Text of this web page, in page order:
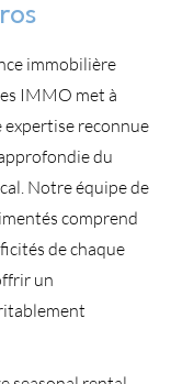
immobilière
IMMO met à
reconnue
du
Notre équipe de
comprend
de chaque
un